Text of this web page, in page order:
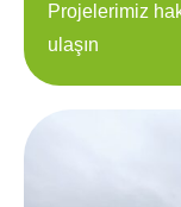
Projelerimiz
ulaşın